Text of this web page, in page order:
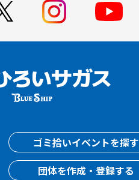
ゴミ拾いイベントを探す
団体を作成・登録する